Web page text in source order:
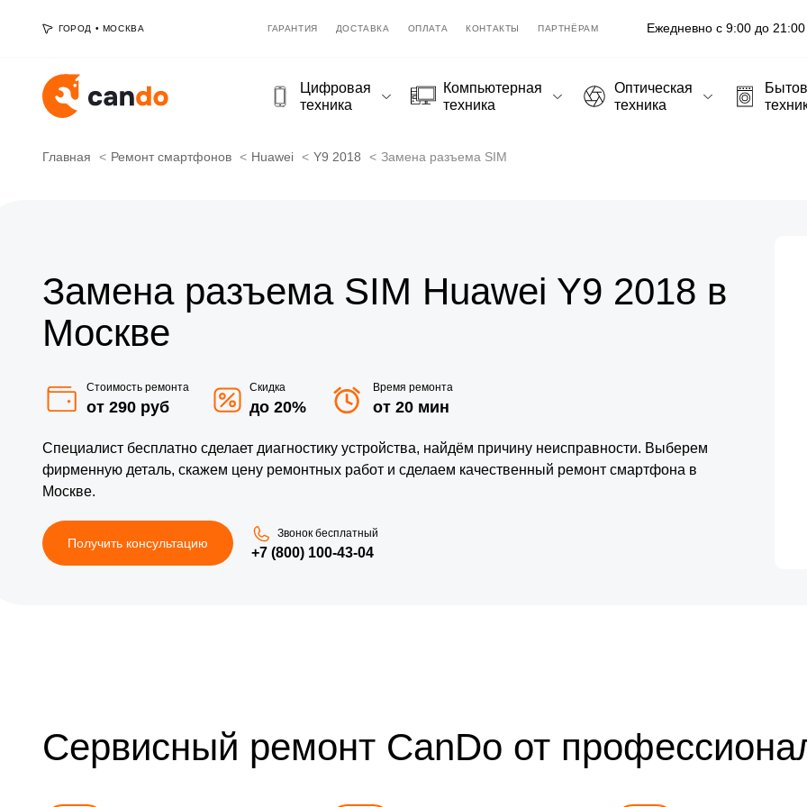
ГОРОД • МОСКВА ГАРАНТИЯ ДОСТАВКА ОПЛАТА КОНТАКТЫ ПАРТНЁРАМ Ежедневно с 9:00 до 21:00
Цифровая
техника
Компьютерная
техника
Оптическая
техника
Главная Ремонт смартфонов Huawei Y9 2018 Замена разъема SIM
Замена разъема SIM Huawei Y9 2018 в
Москве
Стоимость ремонта
от 290 руб
Скидка
до 20%
Время ремонта
от 20 мин
Специалист бесплатно сделает диагностику устройства, найдём причину неисправности. Выберем
фирменную деталь, скажем цену ремонтных работ и сделаем качественный ремонт смартфона в
Москве.
Получить консультацию
Звонок бесплатный
+7 (800) 100-43-04
Сервисный ремонт CanDo от